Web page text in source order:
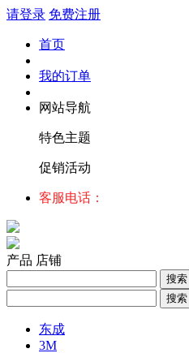
请登录 免费注册
首页
我的订单
网站导航
特色主题
促销活动
客服电话：
产品 店铺
搜索
搜索
东成
3M